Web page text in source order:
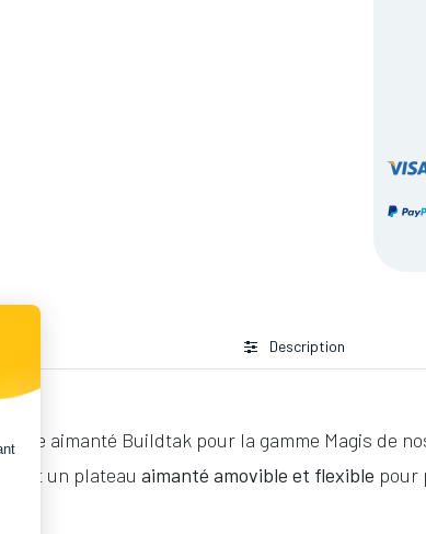
Description
aimanté Buildtak pour la gamme Magis de
et un plateau aimanté amovible et flexible pour